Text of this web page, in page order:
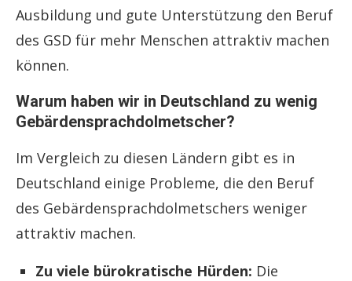
Ausbildung und gute Unterstützung den Beruf
des GSD für mehr Menschen attraktiv machen
können.
Warum haben wir in Deutschland zu wenig
Gebärdensprachdolmetscher?
Im Vergleich zu diesen Ländern gibt es in
Deutschland einige Probleme, die den Beruf
des Gebärdensprachdolmetschers weniger
attraktiv machen.
Zu viele bürokratische Hürden: Die